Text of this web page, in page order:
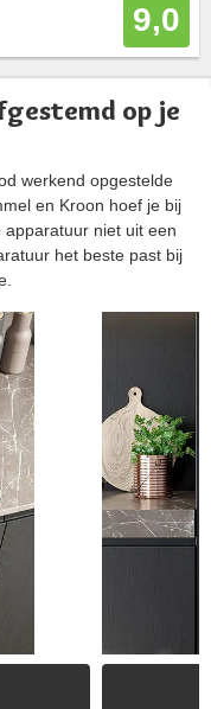
9,0
op je
werkend opgestelde
en Kroon hoef je bij
niet uit een
het beste past bij